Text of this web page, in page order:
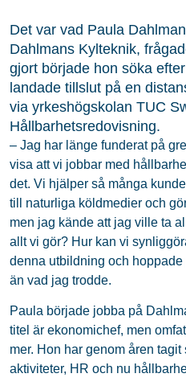
Det var vad Paula
Dahlmans Kylteknik,
gjort började hon söka
landade tillslut på en
via yrkeshögskolan TUC
Hållbarhetsredovisning.
– Jag har länge funderat på
visa att vi jobbar med
det. Vi hjälper så många
till naturliga köldmedier och
men jag kände att jag ville ta
allt vi gör? Hur kan vi
denna utbildning och
än vad jag trodde.
Paula började jobba på
titel är ekonomichef, men
mer. Hon har genom åren
aktiviteter, HR och nu